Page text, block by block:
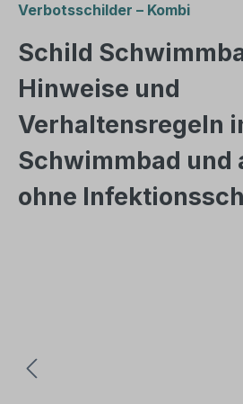
Verbotsschilder – Kombi
Schild
Hinweise und
Verhaltensregeln
Schwimmbad und
ohne